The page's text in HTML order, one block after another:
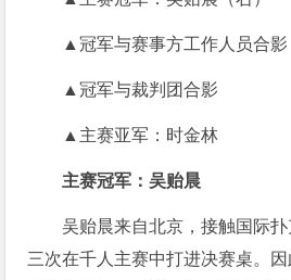
▲冠军与赛事方工作人员合影
▲冠军与裁判团合影
▲主赛亚军：时金林
主赛冠军：吴贻晨
吴贻晨来自北京，接触国际
三次在千人主赛中打进决赛桌。